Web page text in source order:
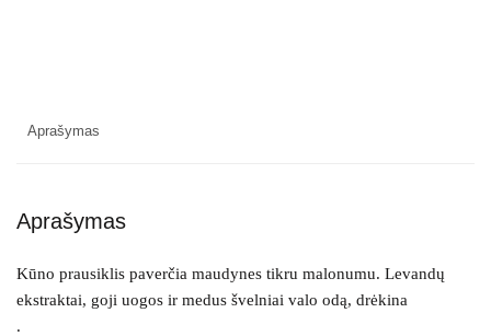
A
K
I
Aprašymas
Aprašymas
Kūno prausiklis paverčia maudynes tikru malonumu. Levandų
ekstraktai, goji uogos ir medus švelniai valo odą, drėkina
.